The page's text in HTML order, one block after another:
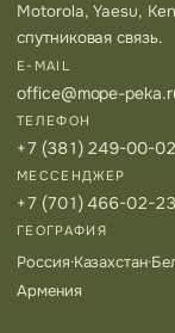
Motorola, Yaesu,
спутниковая связь.
E-MAIL
office@mope-
ТЕЛЕФОН
+7 (381) 249-00-02
МЕССЕНДЖЕР
+7 (701) 466-02-23
ГЕОГРАФИЯ
Россия·Казахстан·
Армения